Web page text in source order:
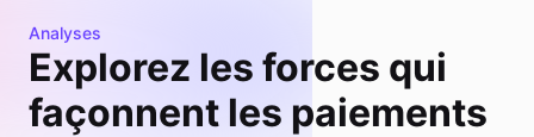
Analyses
Explorez les forces qui
façonnent les paiements